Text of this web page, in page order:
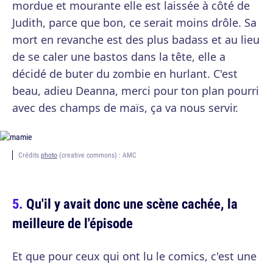
mordue et mourante elle est laissée à côté de
Judith, parce que bon, ce serait moins drôle. Sa
mort en revanche est des plus badass et au lieu
de se caler une bastos dans la tête, elle a
décidé de buter du zombie en hurlant. C'est
beau, adieu Deanna, merci pour ton plan pourri
avec des champs de maïs, ça va nous servir.
Crédits photo (creative commons) : AMC
Qu'il y avait donc une scène cachée, la
meilleure de l'épisode
Et que pour ceux qui ont lu le comics, c'est une